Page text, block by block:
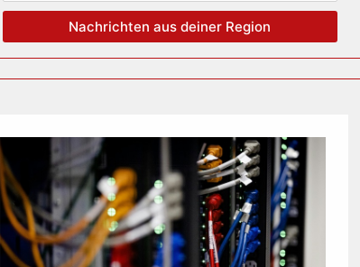
Nachrichten aus deiner Region